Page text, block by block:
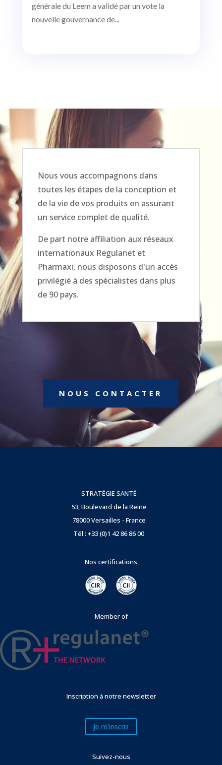
générale du Leem a validé par un vote la
nouvelle gouvernance de...
Nous vous accompagnons dans
toutes les étapes de la conception et
de la vie de vos produits en assurant
un service complet de qualité.
De part notre affiliation aux réseaux
internationaux Regulanet et
Pharmaxi, nous disposons d'un accès
privilégié à des spécialistes dans plus
de 90 pays.
NOUS CONTACTER
STRATÉGIE SANTÉ
53, Boulevard de la Reine
78000 Versailles - France
Tél : +33 (0)1 42 86 86 00
Nos certifications
Member of
Inscription à notre newsletter
Je m'inscris
Suivez-nous